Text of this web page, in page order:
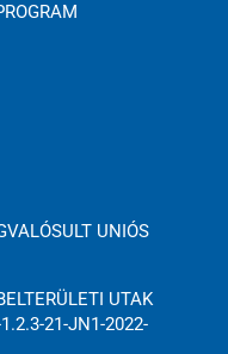
UNIÓS
UTAK
21-JN1-2022-